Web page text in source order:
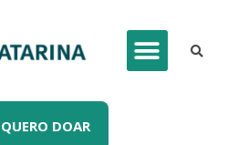
QUERO DOAR